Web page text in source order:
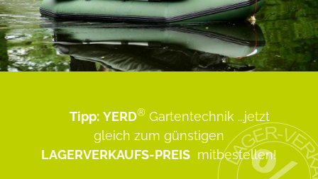
Tipp: YERD® Gartentechnik ...jetzt
gleich zum günstigen
LAGERVERKAUFS-PREIS mitbestellen!